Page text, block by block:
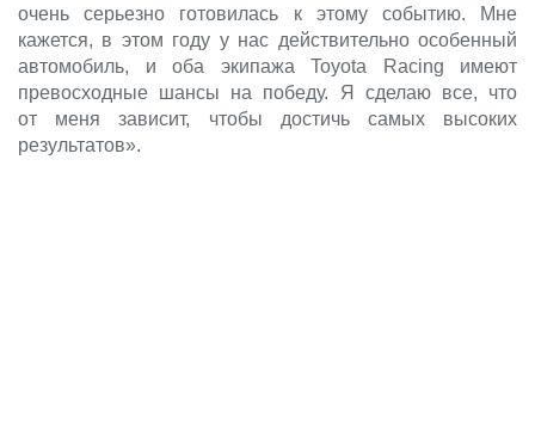
очень серьезно готовилась к этому событию. Мне
кажется, в этом году у нас действительно особенный
автомобиль, и оба экипажа Toyota Racing имеют
превосходные шансы на победу. Я сделаю все, что
от меня зависит, чтобы достичь самых высоких
результатов».